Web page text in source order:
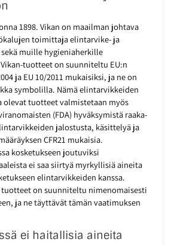
1898. Vikan on maailman johtava
toimittaja elintarvike- ja
muille hygieniaherkille
tuotteet on suunniteltu EU:n
ja EU 10/2011 mukaisiksi, ja ne on
symbolilla. Nämä elintarvikkeiden
olevat tuotteet valmistetaan myös
(FDA) hyväksymistä raaka-
jalostusta, käsittelyä ja
CFR21 mukaisia.
kosketukseen joutuviksi
ei saa siirtyä myrkyllisiä aineita
elintarvikkeiden kanssa.
on suunniteltu nimenomaisesti
ja ne täyttävät tämän vaatimuksen
ei haitallisia aineita